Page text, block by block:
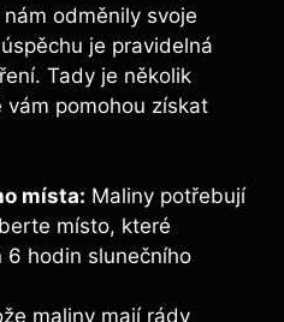
odměnily svoje⁤
je pravidelná
Tady je několik
vám pomohou získat
místa: Maliny ‍potřebují
místo, které
6 hodin slunečního
maliny mají rády